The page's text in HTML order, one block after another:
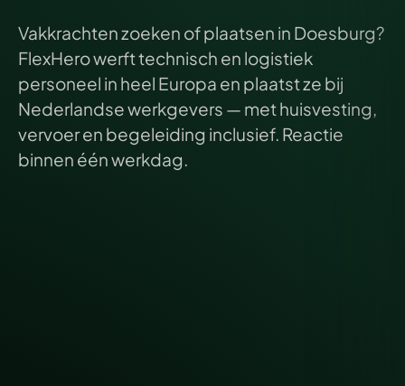
Vakkrachten zoeken of plaatsen in Doesburg?
FlexHero werft technisch en logistiek
personeel in heel Europa en plaatst ze bij
Nederlandse werkgevers — met huisvesting,
vervoer en begeleiding inclusief. Reactie
binnen één werkdag.